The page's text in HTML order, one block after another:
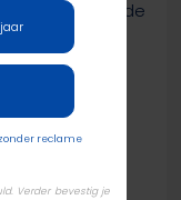
en dus gingen de
reclame
Verder bevestig je